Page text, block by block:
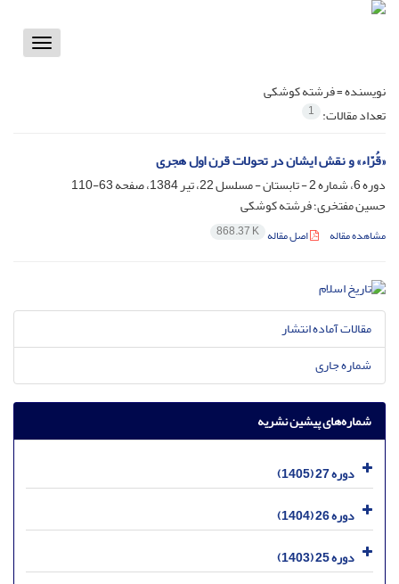
Toggle
نویسنده =فرشته کوشکی
تعداد مقالات: 1
«قُرّاء» و نقش ایشان در تحولات قرن اول هجرى‏
دوره 6، شماره 2 - تابستان - مسلسل 22، تیر 1384، صفحه
63-110
حسین مفتخری؛ فرشته کوشکی
مشاهده مقاله اصل مقاله 868.37 K
مقالات آماده انتشار
شماره جاری
شماره‌های پیشین نشریه
دوره 27 (1405)
دوره 26 (1404)
دوره 25 (1403)